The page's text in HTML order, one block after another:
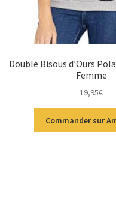
Double Bisous d’Ours
Femme
19,95€
Commander sur